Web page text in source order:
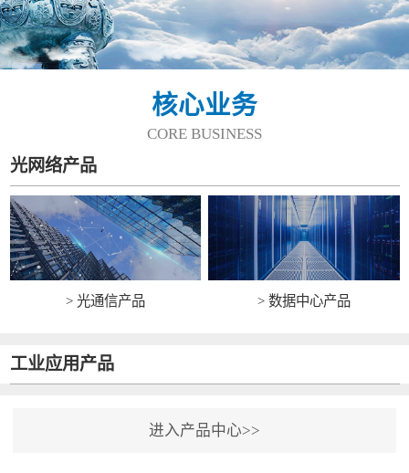
核心业务
CORE BUSINESS
光网络产品
> 光通信产品 > 数据中心产品
工业应用产品
进入产品中心>>